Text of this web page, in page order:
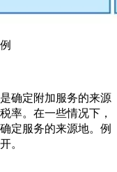
确定附加服务的来源
率。在一些情况下，
定服务的来源地。例
。